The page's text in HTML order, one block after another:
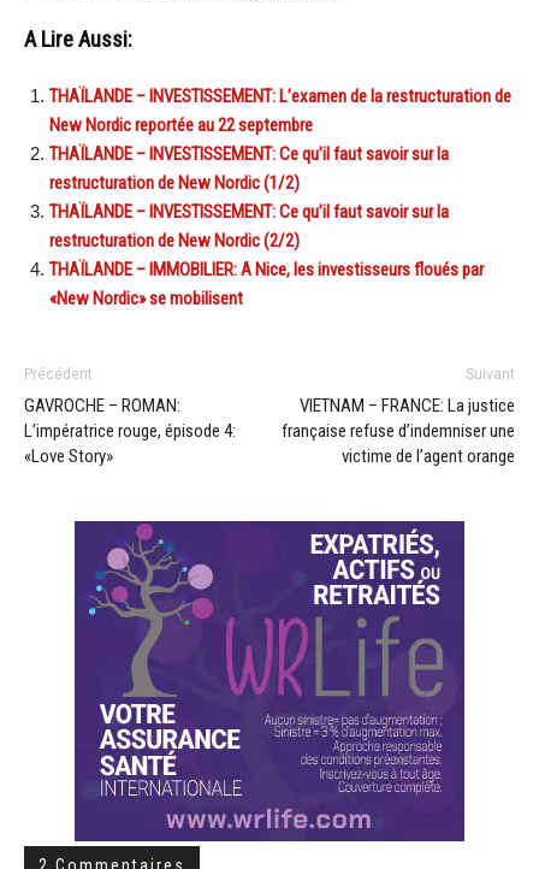
A Lire Aussi:
THAÏLANDE – INVESTISSEMENT: L’examen de la restructuration de
New Nordic reportée au 22 septembre
THAÏLANDE – INVESTISSEMENT: Ce qu’il faut savoir sur la
restructuration de New Nordic (1/2)
THAÏLANDE – INVESTISSEMENT: Ce qu’il faut savoir sur la
restructuration de New Nordic (2/2)
THAÏLANDE – IMMOBILIER: A Nice, les investisseurs floués par
«New Nordic» se mobilisent
Précédent
GAVROCHE – ROMAN:
L’impératrice rouge, épisode 4:
«Love Story»
Suivant
VIETNAM – FRANCE: La justice
française refuse d’indemniser une
victime de l’agent orange
2 Commentaires